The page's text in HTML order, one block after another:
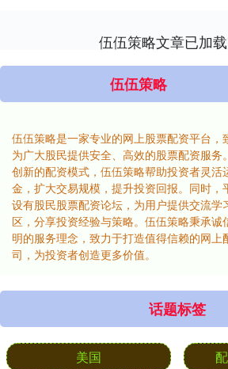
伍伍策略文章已加
伍伍策略
伍伍策略是一家专业的网上股票配资平台，
为广大股民提供安全、高效的股票配资服务
创新的配资模式，伍伍策略帮助投资者灵活
金，扩大交易规模，提升投资回报。同时，
设有股民股票配资论坛，为用户提供交流学
区，分享投资经验与策略。伍伍策略秉承诚
明的服务理念，致力于打造值得信赖的网上
司，为投资者创造更多价值。
话题标签
美国